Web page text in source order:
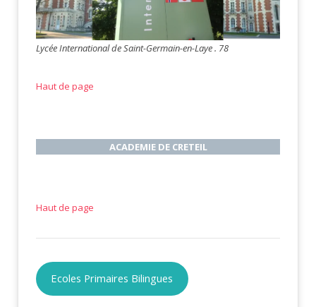
Lycée International de Saint-Germain-en-Laye . 78
Haut de page
ACADEMIE DE CRETEIL
Haut de page
Ecoles Primaires Bilingues